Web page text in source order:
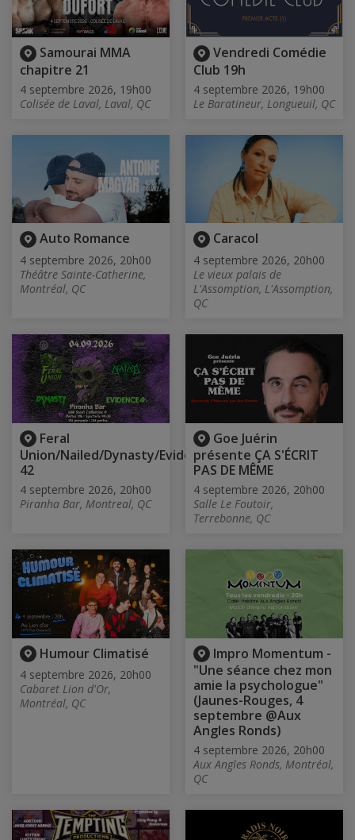
Samourai MMA
chapitre 21
4 septembre 2026, 19h00
Colisée de Laval, Laval, QC
Vendredi Comédie
Club 19h
4 septembre 2026, 19h00
Le Baratineur, Longueuil, QC
Auto Romance
4 septembre 2026, 20h00
Théâtre Sainte-Catherine,
Montréal, QC
Caracol
4 septembre 2026, 20h00
Le vieux palais de
L'Assomption, L'Assomption,
QC
Feral
Union/Nailed/Dynasty/Evidence
42
4 septembre 2026, 20h00
Piranha Bar, Montreal, QC
Goe Juérin
présente ÇA S'ÉCRIT
PAS DE MÊME
4 septembre 2026, 20h00
Salle Le Foutoir,
Terrebonne, QC
Humour Climatisé
4 septembre 2026, 20h00
Cabaret Lion d'Or,
Montréal, QC
Impro Momentum -
"Une séance chez mon
amie la psychologue"
(Jaunes-Rouges, 4
septembre @Aux
Angles Ronds)
4 septembre 2026, 20h00
Aux Angles Ronds, Montréal,
QC